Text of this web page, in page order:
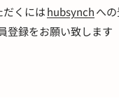
くにはhubsynchへ
登録をお願い致します